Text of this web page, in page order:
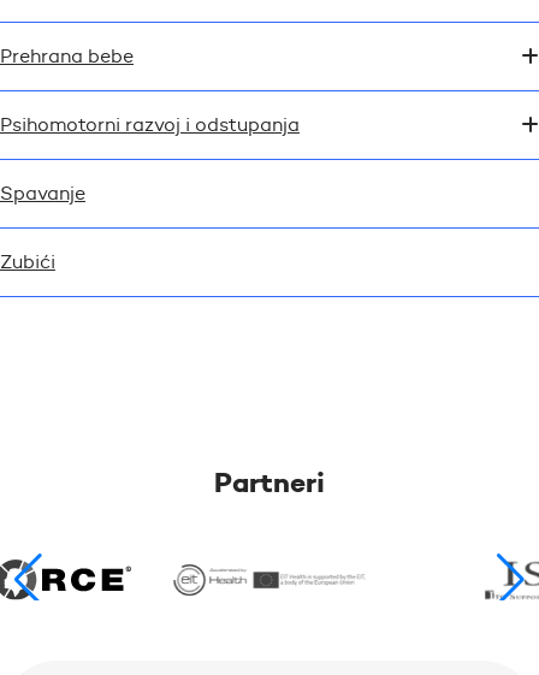
Prehrana bebe
Psihomotorni razvoj i odstupanja
Spavanje
Zubići
Partneri